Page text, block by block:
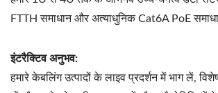
FTTH समाधान और अत्याधुनिक Cat6A PoE
इंटरैक्टिव अनुभव:
हमारे केबलिंग उत्पादों के लाइव प्रदर्शन में भाग लें,